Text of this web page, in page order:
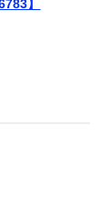
】